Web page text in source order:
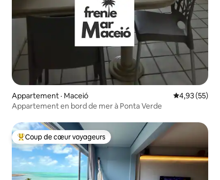
Appartement · Maceió Note
4,93 (55)
Appartement en bord de mer à Ponta Verde
Coup de cœur voyageurs parmi les plus aimés
Coup de cœur voyageurs